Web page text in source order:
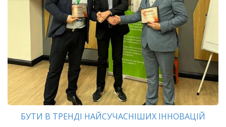
БУТИ В ТРЕНДІ НАЙСУЧАСНІШИХ ІННОВАЦІЙ